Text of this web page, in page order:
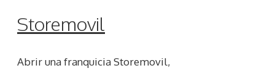
Storemovil
Abrir una franquicia Storemovil,